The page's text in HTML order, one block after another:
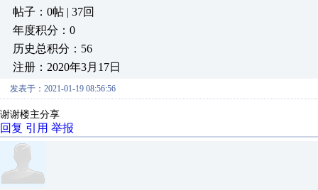
帖子：0帖 | 37回
年度积分：0
历史总积分：56
注册：2020年3月17日
发表于：2021-01-19 08:56:56
谢谢楼主分享
回复 引用 举报